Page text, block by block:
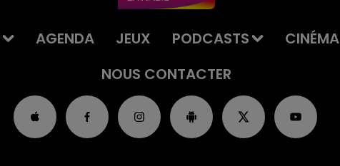
AGENDA JEUX PODCASTS CINÉMA
NOUS CONTACTER